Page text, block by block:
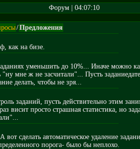
Форум | 04:07:10
/Предложения
как на бизе.
уменьшить до 10%... Иначе можно
"ну мне ж не засчитали"... Пусть
делать, чтобы не зря...
заданий, пусть действительно этим
висит просто страшная статистика, но
вот сделать автоматическое удаление
порога- было бы неплохо.